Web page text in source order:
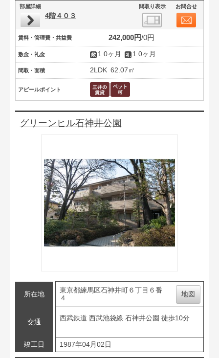
部屋詳細 間取り表示 お問合せ
4階４０３
賃料・管理費・共益費 242,000円 0円
敷金・礼金 1.0ヶ月 1.0ヶ月
間取・面積 2LDK 62.07㎡
アピールポイント
グリーンヒル石神井公園
所在地
東京都練馬区石神井町６丁目６番
４
地図
交通
西武鉄道 西武池袋線 石神井公園 徒歩10分
竣工日 1987年04月02日